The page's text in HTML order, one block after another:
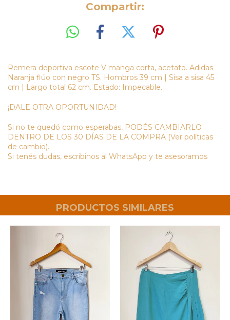
Compartir:
Remera deportiva escote V manga corta, acetato. Adidas
Naranja flúo con negro TS. Hombros 39 cm | Sisa a sisa 45
cm | Largo total 62 cm. Estado: Impecable.
¡DALE OTRA OPORTUNIDAD!
Si no te quedó como esperabas, PODÉS CAMBIARLO
DENTRO DE LOS 30 DÍAS DE LA COMPRA (Ver políticas
de cambio).
Si tenés dudas, escribinos al WhatsApp y te asesoramos
PRODUCTOS SIMILARES